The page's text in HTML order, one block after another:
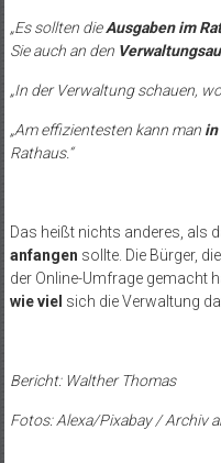
„Es sollten dieAusgaben im
Sie auch an den
„In der Verwaltung schauen,
„Am effizientesten kann man in
Rathaus.“
Das heißt nichts anderes, als
anfangen sollte. Die Bürger,
der Online-Umfrage gemacht
wie viel sich die Verwaltung
Bericht: Walther Thomas
Fotos: Alexa/Pixabay / Archiv